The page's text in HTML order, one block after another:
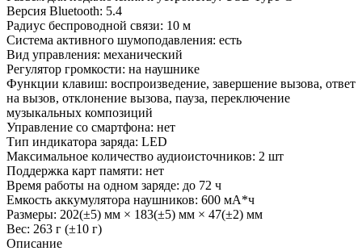
Версия Bluetooth: 5.4
Радиус беспроводной связи: 10 м
Система активного шумоподавления: есть
Вид управления: механический
Регулятор громкости: на наушнике
Функции клавиш: воспроизведение, завершение вызова, ответ
на вызов, отклонение вызова, пауза, переключение
музыкальных композиций
Управление со смартфона: нет
Тип индикатора заряда: LED
Максимальное количество аудиоисточников: 2 шт
Поддержка карт памяти: нет
Время работы на одном заряде: до 72 ч
Емкость аккумулятора наушников: 600 мА*ч
Размеры: 202(±5) мм × 183(±5) мм × 47(±2) мм
Вес: 263 г (±10 г)
Описание